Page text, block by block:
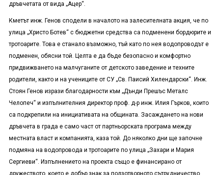
дръвчетата от вида „Ацер“.
Кметът инж. Генов сподели в началото на залесителната акция, че по
улица „Христо Ботев“ с бюджетни средства са подменени бордюрите и
тротоарите. Това е станало възможно, тъй като по нея водопроводът е
подменен, обясни той. Целта е да бъде безопасно и комфортно
придвижването на малчуганите от детското заведение и техните
родители, както и на учениците от СУ „Св. Паисий Хилендарски“. Инж.
Стоян Генов изрази благодарности към „Дънди Прешъс Металс
Челопеч“ и изпълнителния директор проф. д-р инж. Илия Гърков, които
са подкрепили на инициативата на общината. Засаждането на нови
дръвчета в града е само част от партньорската програма между
местната власт и компанията, каза той. До няколко дни ще започне
подмяна на водопровода и тротоарите по улица „Захари и Мария
Сергиеви“. Изпълнението на проекта също е финансирано от